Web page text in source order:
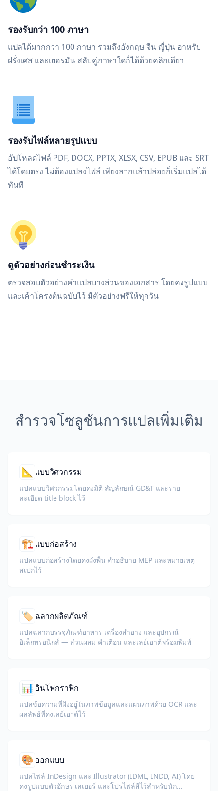
รองรับกว่า 100 ภาษา
แปลได้มากกว่า 100 ภาษา รวมถึงอังกฤษ จีน ญี่ปุ่น อาหรับ
ฝรั่งเศส และเยอรมัน สลับคู่ภาษาใดก็ได้ด้วยคลิกเดียว
รองรับไฟล์หลายรูปแบบ
อัปโหลดไฟล์ PDF, DOCX, PPTX, XLSX, CSV, EPUB และ SRT
ได้โดยตรง ไม่ต้องแปลงไฟล์ เพียงลากแล้วปล่อยก็เริ่มแปลได้
ทันที
ดูตัวอย่างก่อนชำระเงิน
ตรวจสอบตัวอย่างคำแปลบางส่วนของเอกสาร โดยคงรูปแบบ
และเค้าโครงต้นฉบับไว้ มีตัวอย่างฟรีให้ทุกวัน
สำรวจโซลูชันการแปลเพิ่มเติม
📐 แบบวิศวกรรม
แปลแบบวิศวกรรมโดยคงมิติ สัญลักษณ์ GD&T และราย
ละเอียด title block ไว้
🏗️ แบบก่อสร้าง
แปลแบบก่อสร้างโดยคงผังพื้น คำอธิบาย MEP และหมายเหตุ
สเปกไว้
🏷️ ฉลากผลิตภัณฑ์
แปลฉลากบรรจุภัณฑ์อาหาร เครื่องสำอาง และอุปกรณ์
อิเล็กทรอนิกส์ — ส่วนผสม คำเตือน และเลย์เอาต์พร้อมพิมพ์
📊 อินโฟกราฟิก
แปลข้อความที่ฝังอยู่ในภาพข้อมูลและแผนภาพด้วย OCR และ
ผลลัพธ์ที่คงเลย์เอาต์ไว้
🎨 ออกแบบ
แปลไฟล์ InDesign และ Illustrator (IDML, INDD, AI) โดย
คงรูปแบบตัวอักษร เลเยอร์ และโปรไฟล์สีไว้สำหรับนัก